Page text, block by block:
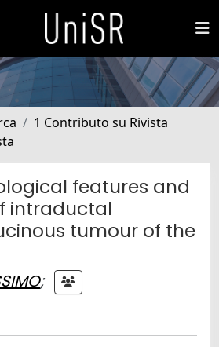
1 Contributo su Rivista
features and
intraductal
tumour of the
;